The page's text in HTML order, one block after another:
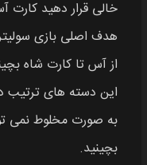
خالی قرار دهید
هدف اصلی بازی
از آس تا کارت شاه
این دسته های ترتیب
بچینید.